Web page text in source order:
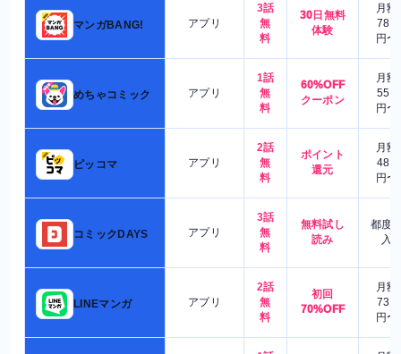
マンガBANG! アプリ
3話
無
料
30日無料
体験
月額
780
円〜
めちゃコミック アプリ
1話
無
料
60%OFF
クーポン
月額
550
円〜
ピッコマ アプリ
2話
無
料
ポイント
還元
月額
480
円〜
コミックDAYS アプリ
3話
無
料
無料試し
読み
都度
入
LINEマンガ アプリ
2話
無
料
初回
70%OFF
月額
730
円〜